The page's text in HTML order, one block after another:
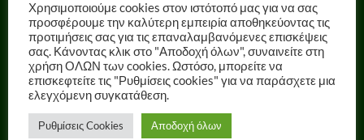
Χρησιμοποιούμε cookies στον ιστότοπό μας για να σας
προσφέρουμε την καλύτερη εμπειρία αποθηκεύοντας τις
προτιμήσεις σας για τις επαναλαμβανόμενες επισκέψεις
σας. Κάνοντας κλικ στο "Αποδοχή όλων", συναινείτε στη
χρήση ΟΛΩΝ των cookies. Ωστόσο, μπορείτε να
επισκεφτείτε τις "Ρυθμίσεις cookies" για να παράσχετε μια
ελεγχόμενη συγκατάθεση.
Ρυθμίσεις Cookies Αποδοχή όλων